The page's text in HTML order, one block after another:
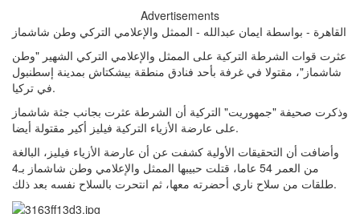
Advertisements
القاهرة - بواسطة ايمان عبدالله - الممثل والإعلامي التركي وطن شاشماز
عثرت قوات الشرطة التركية على الممثل والإعلامي التركي الشهير "وطن
شاشماز"، مقتولا في غرفة بأحد فنادق منطقة بيشكتاش بمدينة إسطنبول
في تركيا.
وذكرت صحيفة "جمهوريت" التركية أن الشرطة عثرت بجانب جثة شاشماز
على عارضة الأزياء التركية فيليز أكير مقتولة أيضا.
وأضافت أن التحقيقات الأولية كشفت عن أن عارضة الأزياء فيليز، البالغة
من العمر 54 عاما، قتلت حبيبها الممثل والإعلامي وطن شاشماز بـ4
طلقات من سلاح ناري أحضرته معها، ثم انتحرت بالسلاح نفسه بعد ذلك.